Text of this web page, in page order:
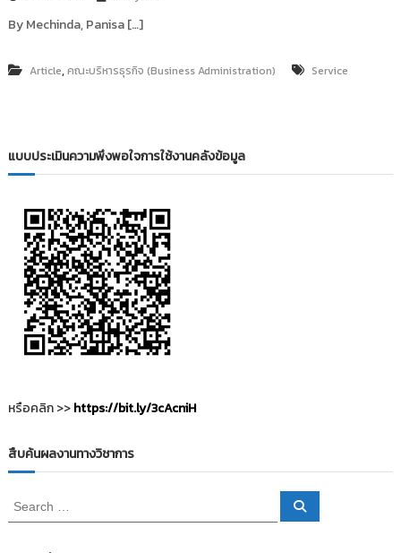
By Mechinda, Panisa […]
Article,คณะบริหารธุรกิจ (Business Administration) Service
แบบประเมินความพึงพอใจการใช้งานคลังข้อมูล
หรือคลิก >>https://bit.ly/3cAcniH
สืบค้นผลงานทางวิชาการ
e
S